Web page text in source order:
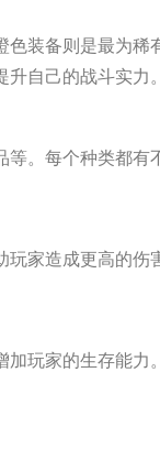
装备则是最为稀
自己的战斗实力。
。每个种类都有
家造成更高的伤
玩家的生存能力